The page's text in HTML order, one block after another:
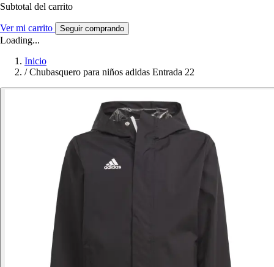
Subtotal del carrito
Ver mi carrito Seguir comprando
Loading...
Inicio
/ Chubasquero para niños adidas Entrada 22